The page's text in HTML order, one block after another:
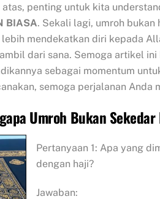
atas, penting untuk kita
BIASA. Sekali lagi, umroh
mendekatkan diri kepada
dari sana. Semoga artikel
sebagai momentum
semoga perjalanan Anda
Umroh Bukan
Pertanyaan 1: Apa yang
dengan haji?
Jawaban: